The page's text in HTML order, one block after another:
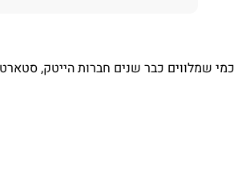
כמי שמלווים כבר שנים חברות הייטק,